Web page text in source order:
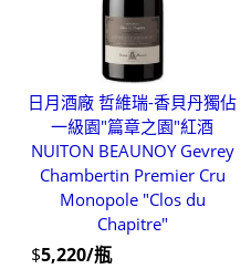
日月酒廠 哲維瑞-香貝丹獨佔
一級園"篇章之園"紅酒
NUITON BEAUNOY Gevrey
Chambertin Premier Cru
Monopole "Clos du
Chapitre"
$5,220/瓶